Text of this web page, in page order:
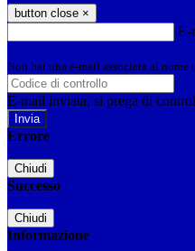
button close ×
E-
Non hai una e-mail associata al
E-mail inviata, si prega di
Errore
Chiudi
Successo
Chiudi
Informazione